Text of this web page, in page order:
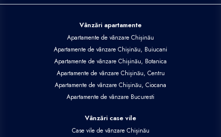
Vânzări apartamente
Apartamente de vânzare Chișinău
Apartamente de vânzare Chișinău, Buiucani
Apartamente de vânzare Chișinău, Botanica
Apartamente de vânzare Chișinău, Centru
Apartamente de vânzare Chișinău, Ciocana
Apartamente de vânzare Bucuresti
Vânzări case vile
Case vile de vânzare Chișinău